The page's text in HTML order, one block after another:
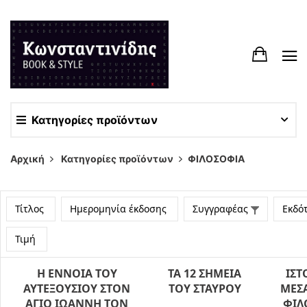
Κατηγορίες προϊόντων
Αρχική Κατηγορίες προϊόντων ΦΙΛΟΣΟΦΙΑ
Τίτλος Ημερομηνία έκδοσης Συγγραφέας
Τιμή
Η ΕΝΝΟΙΑ ΤΟΥ
ΑΥΤΕΞΟΥΣΙΟΥ ΣΤΟΝ
ΑΓΙΟ ΙΩΑΝΝΗ ΤΟΝ
ΤΑ 12 ΣΗΜΕΙΑ
ΤΟΥ ΣΤΑΥΡΟΥ